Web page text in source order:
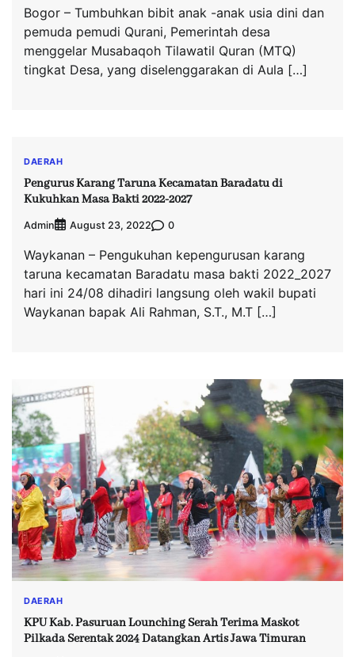
Bogor – Tumbuhkan bibit anak -anak usia dini dan
pemuda pemudi Qurani, Pemerintah desa
menggelar Musabaqoh Tilawatil Quran (MTQ)
tingkat Desa, yang diselenggarakan di Aula […]
DAERAH
Pengurus Karang Taruna Kecamatan Baradatu di
Kukuhkan Masa Bakti 2022-2027
Admin August 23, 2022 0
Waykanan – Pengukuhan kepengurusan karang
taruna kecamatan Baradatu masa bakti 2022_2027
hari ini 24/08 dihadiri langsung oleh wakil bupati
Waykanan bapak Ali Rahman, S.T., M.T […]
DAERAH
KPU Kab. Pasuruan Lounching Serah Terima Maskot
Pilkada Serentak 2024 Datangkan Artis Jawa Timuran